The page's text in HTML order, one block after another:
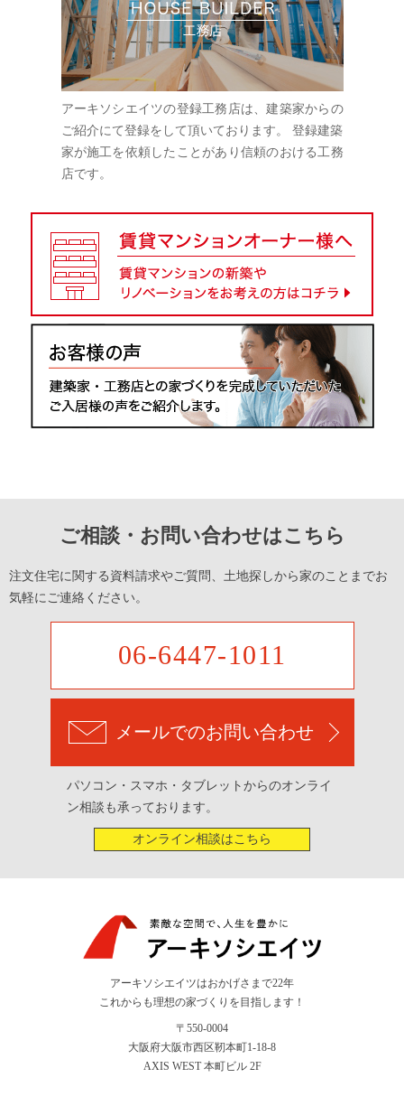
アーキソシエイツの登録工務店は、建築家からの
ご紹介にて登録をして頂いております。 登録建築
家が施工を依頼したことがあり信頼のおける工務
店です。
ご相談・お問い合わせはこちら
注文住宅に関する資料請求やご質問、土地探しから家のことまでお
気軽にご連絡ください。
06-6447-1011
メールでのお問い合わせ
パソコン・スマホ・タブレットからのオンライ
ン相談も承っております。
オンライン相談はこちら
アーキソシエイツはおかげさまで22年
これからも理想の家づくりを目指します！
〒550-0004
大阪府大阪市西区靭本町1-18-8
AXIS WEST 本町ビル 2F